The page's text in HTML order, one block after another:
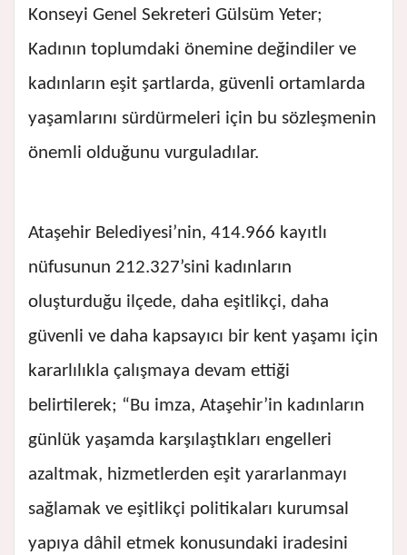
Konseyi Genel Sekreteri Gülsüm Yeter;
Kadının toplumdaki önemine değindiler ve
kadınların eşit şartlarda, güvenli ortamlarda
yaşamlarını sürdürmeleri için bu sözleşmenin
önemli olduğunu vurguladılar.
Ataşehir Belediyesi’nin, 414.966 kayıtlı
nüfusunun 212.327’sini kadınların
oluşturduğu ilçede, daha eşitlikçi, daha
güvenli ve daha kapsayıcı bir kent yaşamı için
kararlılıkla çalışmaya devam ettiği
belirtilerek; “Bu imza, Ataşehir’in kadınların
günlük yaşamda karşılaştıkları engelleri
azaltmak, hizmetlerden eşit yararlanmayı
sağlamak ve eşitlikçi politikaları kurumsal
yapıya dâhil etmek konusundaki iradesini